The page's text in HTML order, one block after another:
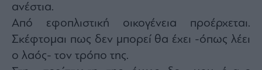
ανέστια.
Από εφοπλιστική οικογένεια προέρχεται.
Σκέφτομαι πως δεν μπορεί θα έχει -όπως λέει
ο λαός- τον τρόπο της.